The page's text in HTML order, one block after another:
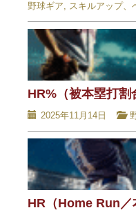
野球ギア, スキルアップ、
HR%（被本塁打割
2025年11月14日
HR（Home Run／